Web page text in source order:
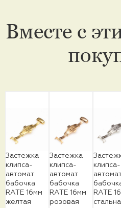
Вместе с
Застежка
клипса-
автомат
бабочка
RATE 16мм
желтая
Застежка
клипса-
автомат
бабочка
RATE 16мм
розовая
клипса-
автомат
RATE